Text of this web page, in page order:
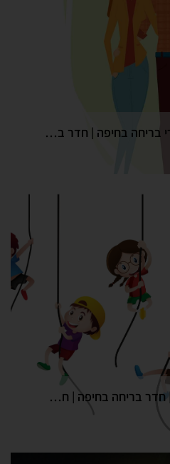
דייטים לזוגות בחיפה | חדרי בריחה בחיפה | חדר בריחה גלדיאטור
אטרקציות לילדים בחיפה | חדר בריחה בחיפה | חדר בריחה דרך המלך